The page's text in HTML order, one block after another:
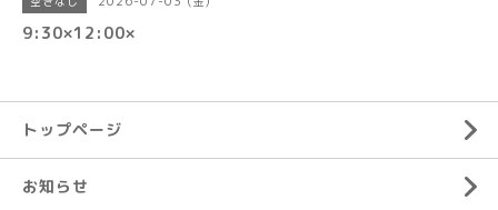
9:30×12:00×
トップページ
お知らせ